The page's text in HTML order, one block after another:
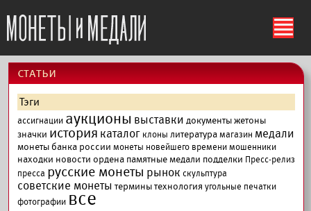
ś
cтатьи
Тэги
ассигнации аукционы выставки документыжетоны
значки история каталог клоны литературамагазин медали
монеты банка россии монеты новейшего временимошенники
находки новости ордена памятные медали подделки Пресс-релиз
пресса русские монеты рынок скульптура
советские монеты терминытехнология угольные печатки
фотографии все